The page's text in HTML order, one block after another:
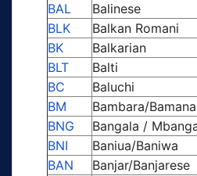
BAL
Balinese
BLK
Balkan Romani
BK
Balkarian
BLT
Balti
BC
Baluchi
BM
Bambara/
BNG
Bangala /
BNI
Baniua/Baniwa
BAN
Banjar/Banjarese